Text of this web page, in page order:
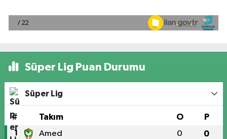
Süper Lig Puan Durumu
Süper Lig
# Takım O P
1 Amed 0 0